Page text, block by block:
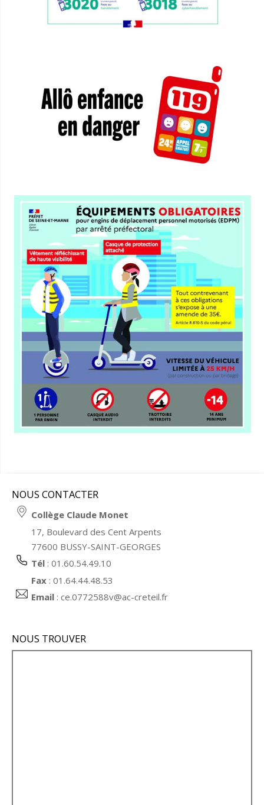
NOUS CONTACTER
Collège Claude Monet
17, Boulevard des Cent Arpents
77600 BUSSY-SAINT-GEORGES
Tél : 01.60.54.49.10
Fax : 01.64.44.48.53
Email :ce.0772588v@ac-creteil.fr
NOUS TROUVER